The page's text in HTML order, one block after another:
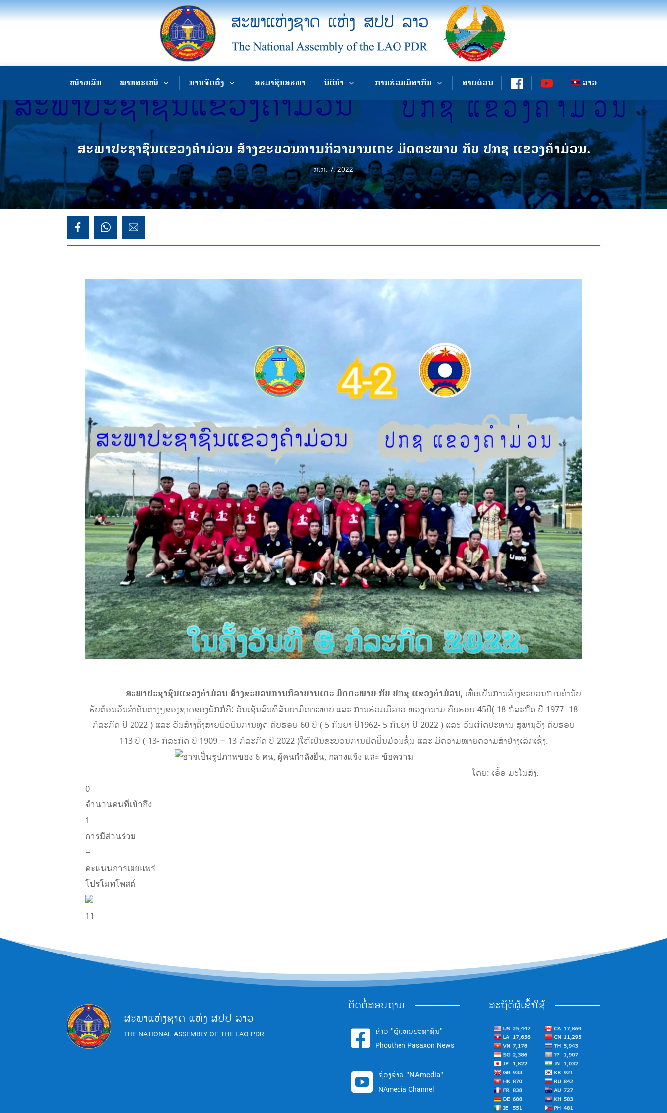
ໜ້າຫລັກ ພາກສະເໜີ ການຈັດຕັ້ງ ສະມາຊິກສະພາ ນິຕິກຳ ການຮ່ວມມືສາກົນ ສາຍດ່ວນ ລາວ
ສະພາປະຊາຊົນແຂວງຄໍາມ່ວນ ສ້າງຂະບວນການກິລາບານເຕະ ມິດຕະພາບ ກັບ ປກຊ ແຂວງຄໍາມ່ວນ.
ກ.ກ. 7, 2022
ສະພາປະຊາຊົນແຂວງຄໍາມ່ວນ ສ້າງຂະບວນການກິລາບານເຕະ ມິດຕະພາບ ກັບ ປກຊ ແຂວງຄໍາມ່ວນ, ເພື່ອເປັນການສ້າງຂະບວນການຄໍານັບ
ຮັບຕ້ອນວັນສຳຄັນຕ່າງໆຂອງຊາດຂອງພັກກໍ່ຄື: ວັນເຊັນສົນທິສັນຍາມິດຕະພາບ ແລະ ການຮ່ວມມືລາວ-ຫວຽດນາມ ຄົບຮອບ 45ປີ( 18 ກໍລະກົດ ປີ 1977- 18
ກໍລະກົດ ປີ 2022 ) ແລະ ວັນສ້າງຕັ້ງສາຍພົວພັນການທູດ ຄົບຮອບ 60 ປີ ( 5 ກັນຍາ ປີ1962- 5 ກັນຍາ ປີ 2022 ) ແລະ ວັນເກີດປະທານ ສຸພານຸວົງ ຄົບຮອບ
113 ປີ ( 13- ກໍລະກົດ ປີ 1909 – 13 ກໍລະກົດ ປີ 2022 )ໃຫ້ເປັນຂະບວນການຟົດຟື້ນມ່ວນຊື່ນ ແລະ ມີຄວາມໝາຍຄວາມສຳຢ່າງເລິກເຊິ່ງ.
ໂດຍ: ເອື້ອ ມະໂນສິງ.
0
จำนวนคนที่เข้าถึง
1
การมีส่วนร่วม
–
คะแนนการเผยแพร่
โปรโมทโพสต์
11
ສະພາແຫ່ງຊາດ ແຫ່ງ ສປປ ລາວ
THE NATIONAL ASSEMBLY OF THE LAO PDR
ຕິດຕໍ່ສອບຖາມ
 ຂ່າວ "ຜູ້ແທນປະຊາຊົນ"
Phouthen Pasaxon News
 ຊ່ອງຂ່າວ "NAmedia"
NAmedia Channel
ສະຖິຕິຜູ້ເຂົ້າໃຊ້